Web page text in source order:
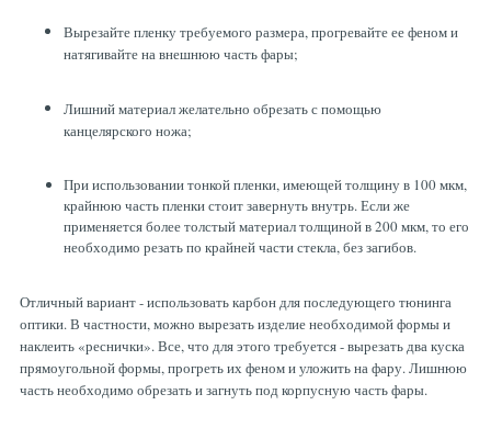
Вырезайте пленку требуемого размера, прогревайте ее феном и
натягивайте на внешнюю часть фары;
Лишний материал желательно обрезать с помощью
канцелярского ножа;
При использовании тонкой пленки, имеющей толщину в 100 мкм,
крайнюю часть пленки стоит завернуть внутрь. Если же
применяется более толстый материал толщиной в 200 мкм, то его
необходимо резать по крайней части стекла, без загибов.
Отличный вариант - использовать карбон для последующего тюнинга
оптики. В частности, можно вырезать изделие необходимой формы и
наклеить «реснички». Все, что для этого требуется - вырезать два куска
прямоугольной формы, прогреть их феном и уложить на фару. Лишнюю
часть необходимо обрезать и загнуть под корпусную часть фары.